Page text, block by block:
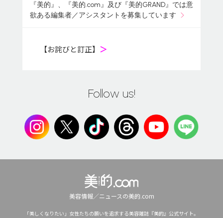
『美的』、『美的.com』及び『美的GRAND』では意
欲ある編集者／アシスタントを募集しています
【お詫びと訂正】 ＞
Follow us!
美容情報／ニュースの美的.com
「美しくなりたい」女性たちの願いを追求する美容雑誌『美的』公式サイト。